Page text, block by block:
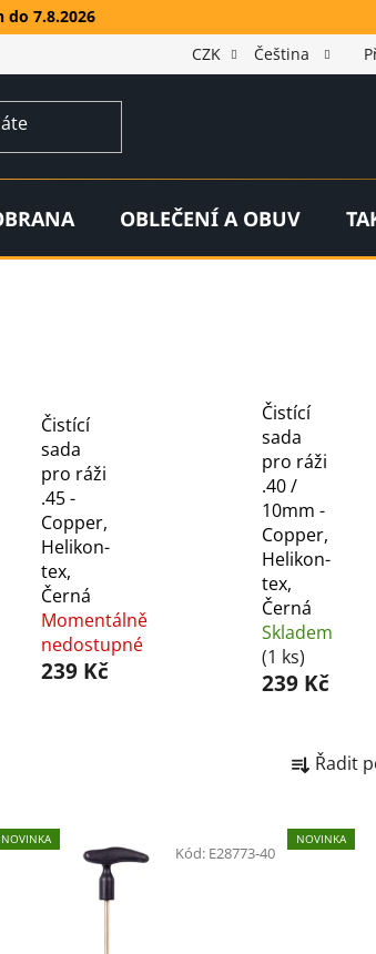
do 7.8.2026
CZK Čeština
OBLEČENÍ A OBUV
Čistící
sada
pro ráži
.45 -
Copper,
Helikon-
tex,
Černá
Momentálně
nedostupné
239 Kč
Čistící
sada
pro ráži
.40 /
10mm -
Copper,
Helikon-
tex,
Černá
Skladem
(1 ks)
239 Kč
a
e
n
Řadit
NOVINKA
Kód: E28773-40
NOVINKA